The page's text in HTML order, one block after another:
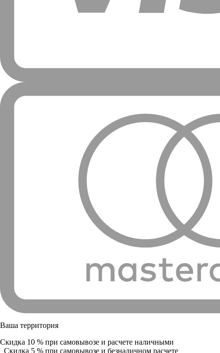
Ваша территория
Скидка 10 % при самовывозе и расчете наличными
Скидка 5 % при самовывозе и безналичном расчете